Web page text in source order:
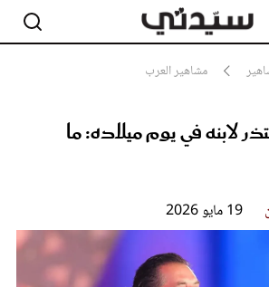
مشاهير العرب
لابنه في يوم ميلاده: ما
19 مايو 2026